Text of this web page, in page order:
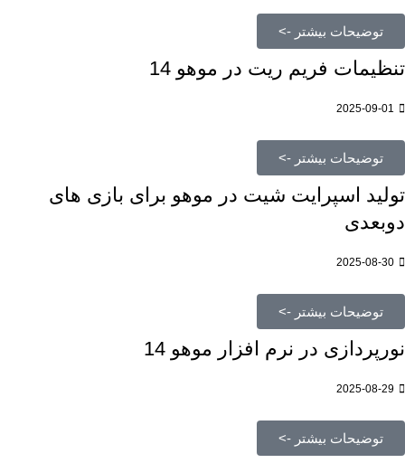
توضیحات بیشتر ->
تنظیمات فریم ریت در موهو 14
توضیحات بیشتر ->
تولید اسپرایت شیت در موهو برای بازی های
دوبعدی
توضیحات بیشتر ->
نورپردازی در نرم افزار موهو 14
توضیحات بیشتر ->